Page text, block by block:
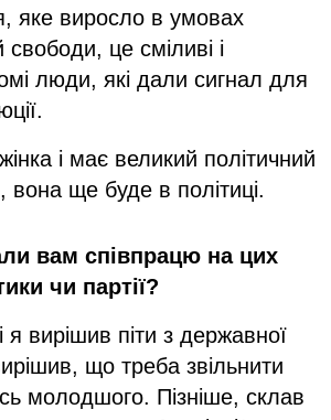
яке виросло в умовах
свободи, це сміливі і
люди, які дали сигнал для
і має великий політичний
ще буде в політиці.
вам співпрацю на цих
чи партії?
вирішив піти з державної
що треба звільнити
молодшого. Пізніше, склав